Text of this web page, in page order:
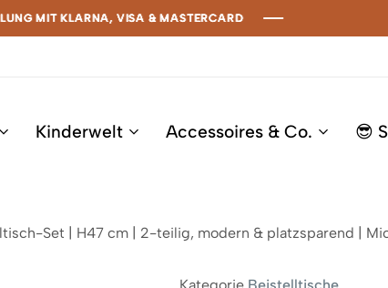
MIT KLARNA, VISA & MASTERCARD
MIT KLARNA, VISA & MASTERCARD
MIT KLARNA, VISA & MASTERCARD
MIT KLARNA, VISA & MASTERCARD
Kinderwelt Accessoires & Co. 😎
Set | H47 cm | 2-teilig, modern & platzsparend |